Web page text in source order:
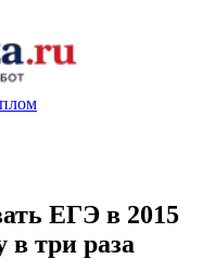
ЕГЭ в 2015
в три раза